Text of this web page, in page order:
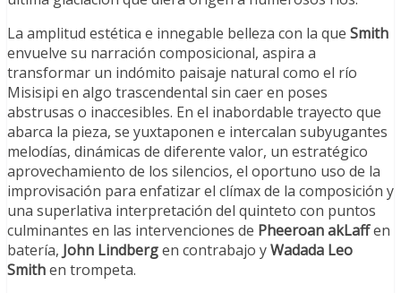
La amplitud estética e innegable belleza con la que Smith
envuelve su narración composicional, aspira a
transformar un indómito paisaje natural como el río
Misisipi en algo trascendental sin caer en poses
abstrusas o inaccesibles. En el inabordable trayecto que
abarca la pieza, se yuxtaponen e intercalan subyugantes
melodías, dinámicas de diferente valor, un estratégico
aprovechamiento de los silencios, el oportuno uso de la
improvisación para enfatizar el clímax de la composición y
una superlativa interpretación del quinteto con puntos
culminantes en las intervenciones de Pheeroan akLaffen
batería, John Lindbergen contrabajo yWadada Leo
Smithen trompeta.